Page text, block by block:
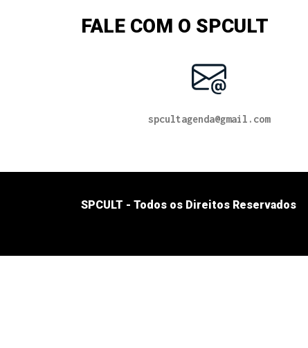
FALE COM O SPCULT
spcultagenda@gmail.com
SPCULT - Todos os Direitos Reservados